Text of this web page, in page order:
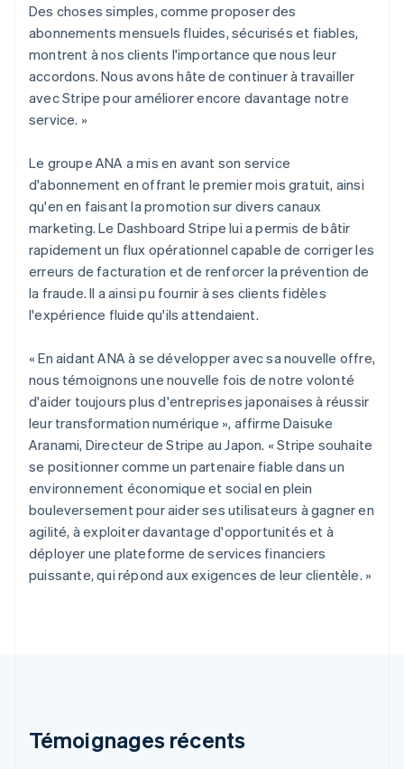
Des choses simples, comme proposer des
abonnements mensuels fluides, sécurisés et fiables,
montrent à nos clients l'importance que nous leur
accordons. Nous avons hâte de continuer à travailler
avec Stripe pour améliorer encore davantage notre
service. »
Le groupe ANA a mis en avant son service
d'abonnement en offrant le premier mois gratuit, ainsi
qu'en en faisant la promotion sur divers canaux
marketing. Le Dashboard Stripe lui a permis de bâtir
rapidement un flux opérationnel capable de corriger les
erreurs de facturation et de renforcer la prévention de
la fraude. Il a ainsi pu fournir à ses clients fidèles
l'expérience fluide qu'ils attendaient.
« En aidant ANA à se développer avec sa nouvelle offre,
nous témoignons une nouvelle fois de notre volonté
d'aider toujours plus d'entreprises japonaises à réussir
leur transformation numérique », affirme Daisuke
Aranami, Directeur de Stripe au Japon. « Stripe souhaite
se positionner comme un partenaire fiable dans un
environnement économique et social en plein
bouleversement pour aider ses utilisateurs à gagner en
agilité, à exploiter davantage d'opportunités et à
déployer une plateforme de services financiers
puissante, qui répond aux exigences de leur clientèle. »
Témoignages récents
DeutschEnglish
Australie
Autriche
English
NederlandsFrançais DeutschEnglish
Brésil
PortuguêsEnglish
Bulgarie
English
EnglishFrançais
简体中文English
Chypre
English
Croatie
English Italiano
Danemark
English
Émirats arabes unis
Espagne
Español English
Estonie
English
Grèce